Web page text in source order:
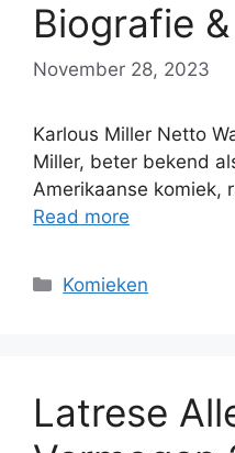
Biografie
November 28, 2023
Karlous Miller Netto
Miller, beter bekend
Amerikaanse komiek,
Read more
Categories
Komieken
Latrese